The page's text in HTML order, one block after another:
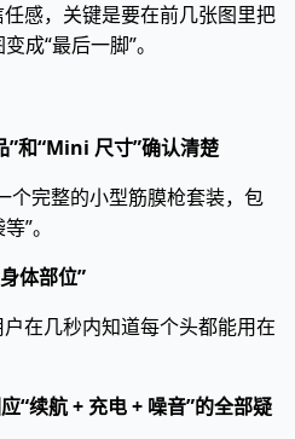
感，关键是要在前几张图里把
成“最后一脚”。
”和“Mini 尺寸”确认清楚
个完整的小型筋膜枪套装，包
”。
体部位”
在几秒内知道每个头都能用在
“续航 + 充电 + 噪音”的全部疑